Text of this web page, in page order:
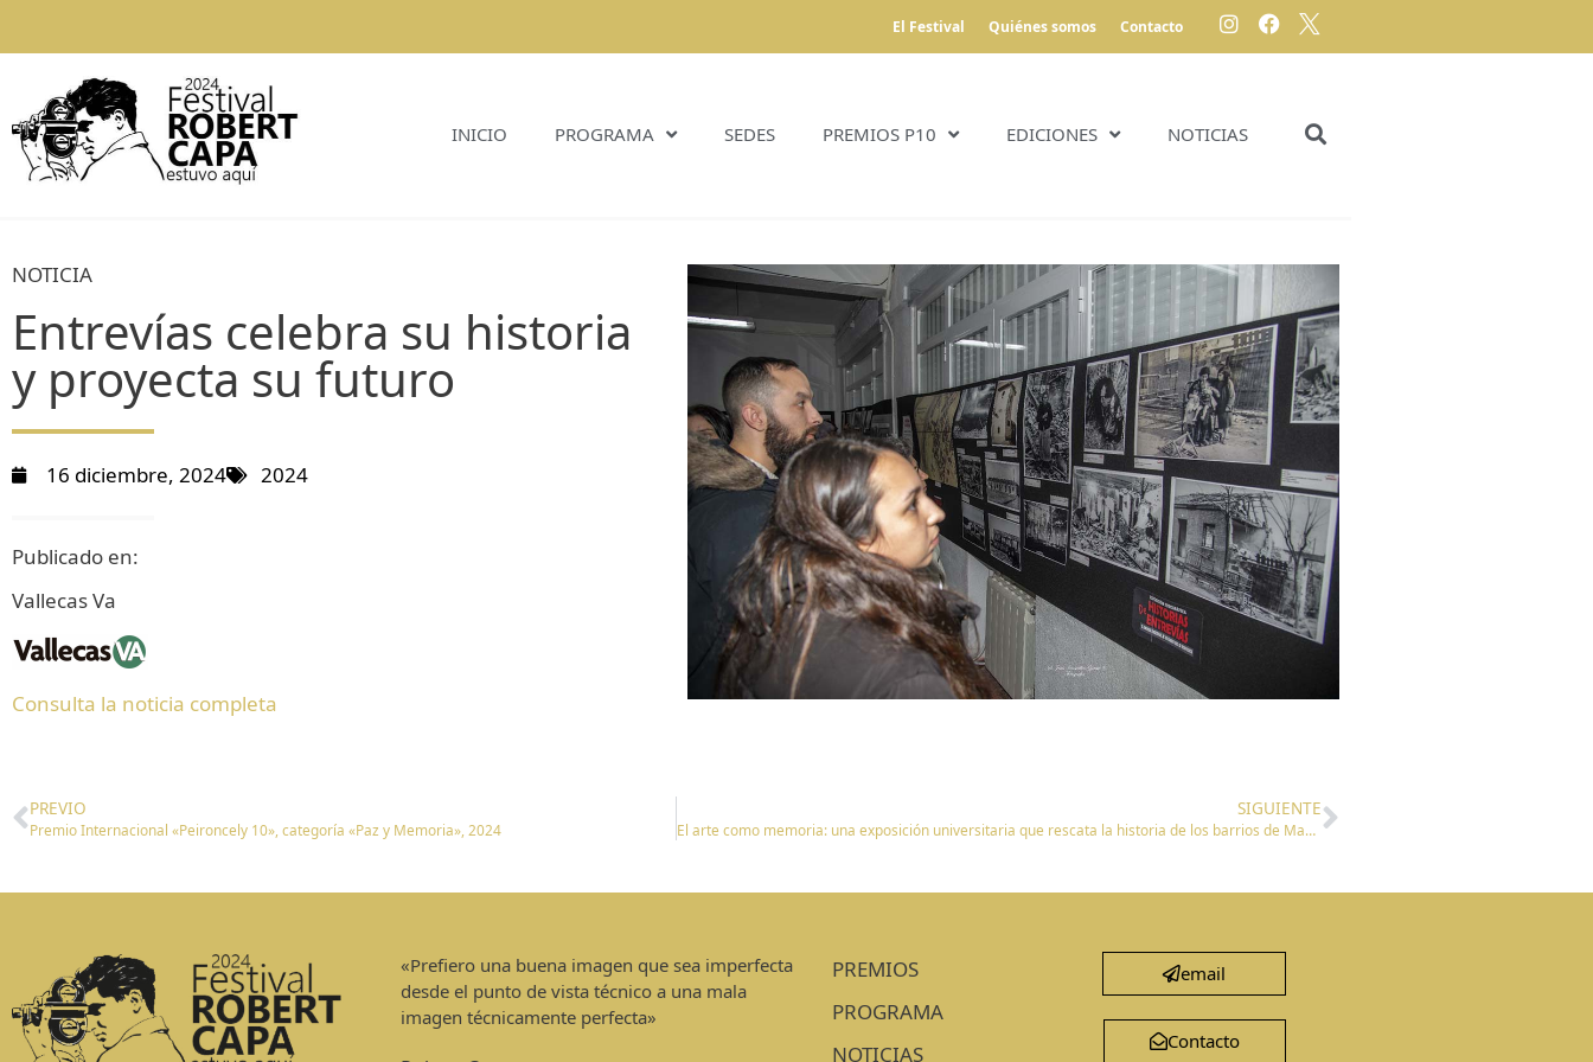
El Festival Quiénes somos Contacto
INICIO PROGRAMA SEDES PREMIOS P10 EDICIONES NOTICIAS
NOTICIA
Entrevías celebra su historia
y proyecta su futuro
16 diciembre, 2024 2024
Publicado en:
Vallecas Va
Consulta la noticia completa
PREVIO
Premio Internacional «Peironcely 10», categoría «Paz y Memoria», 2024
SIGUIENTE
El arte como memoria: una exposición universitaria que rescata la historia de los barrios de Madrid
«Prefiero una buena imagen que sea imperfecta
desde el punto de vista técnico a una mala
imagen técnicamente perfecta»
PREMIOS
PROGRAMA
NOTICIAS
email
Contacto